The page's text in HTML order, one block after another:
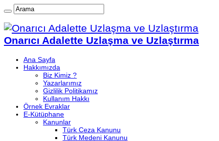
Onarıcı Adalette Uzlaşma ve Uzlaştırma
Ana Sayfa
Hakkımızda
Biz Kimiz ?
Yazarlarımız
Gizlilik Politikamız
Kullanım Hakkı
Örnek Evraklar
E-Kütüphane
Kanunlar
Türk Ceza Kanunu
Türk Medeni Kanunu